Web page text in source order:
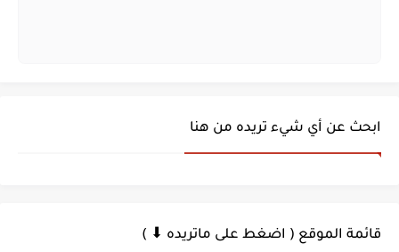
ابحث عن أي شيء تريده من هنا
قائمة الموقع ( اضغط على ماتريده ⬇ )